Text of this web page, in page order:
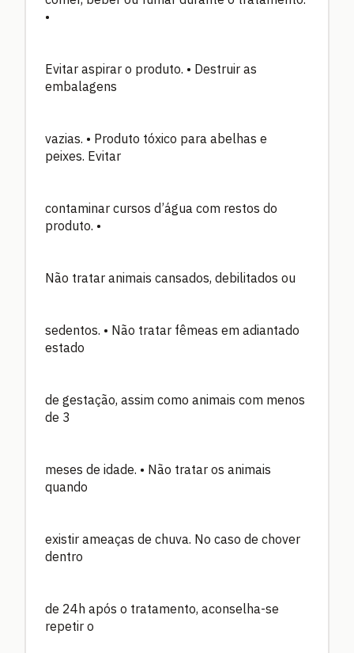
•
Evitar aspirar o produto. • Destruir as
embalagens
vazias. • Produto tóxico para abelhas e
peixes. Evitar
contaminar cursos d’água com restos do
produto. •
Não tratar animais cansados, debilitados ou
sedentos. • Não tratar fêmeas em adiantado
estado
de gestação, assim como animais com menos
de 3
meses de idade. • Não tratar os animais
quando
existir ameaças de chuva. No caso de chover
dentro
de 24h após o tratamento, aconselha-se
repetir o